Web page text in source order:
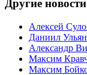
Другие новости
Алексей
Даниил
Александр
Максим
Максим